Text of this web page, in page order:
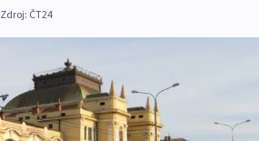
Zdroj: ČT24